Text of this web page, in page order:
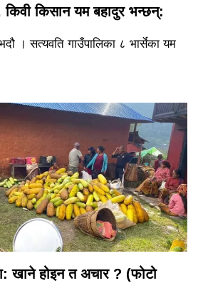
किवी किसान यम बहादुर भन्छन्:
। सत्यवति गाउँपालिका ८ भार्सेका यम
खाने होइन त अचार ? (फोटो